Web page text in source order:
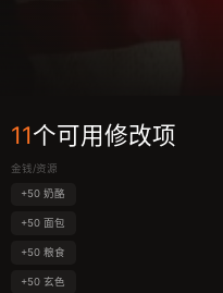
11个可用修改项
金钱/资源
+50 奶酪
+50 面包
+50 粮食
+50 玄色